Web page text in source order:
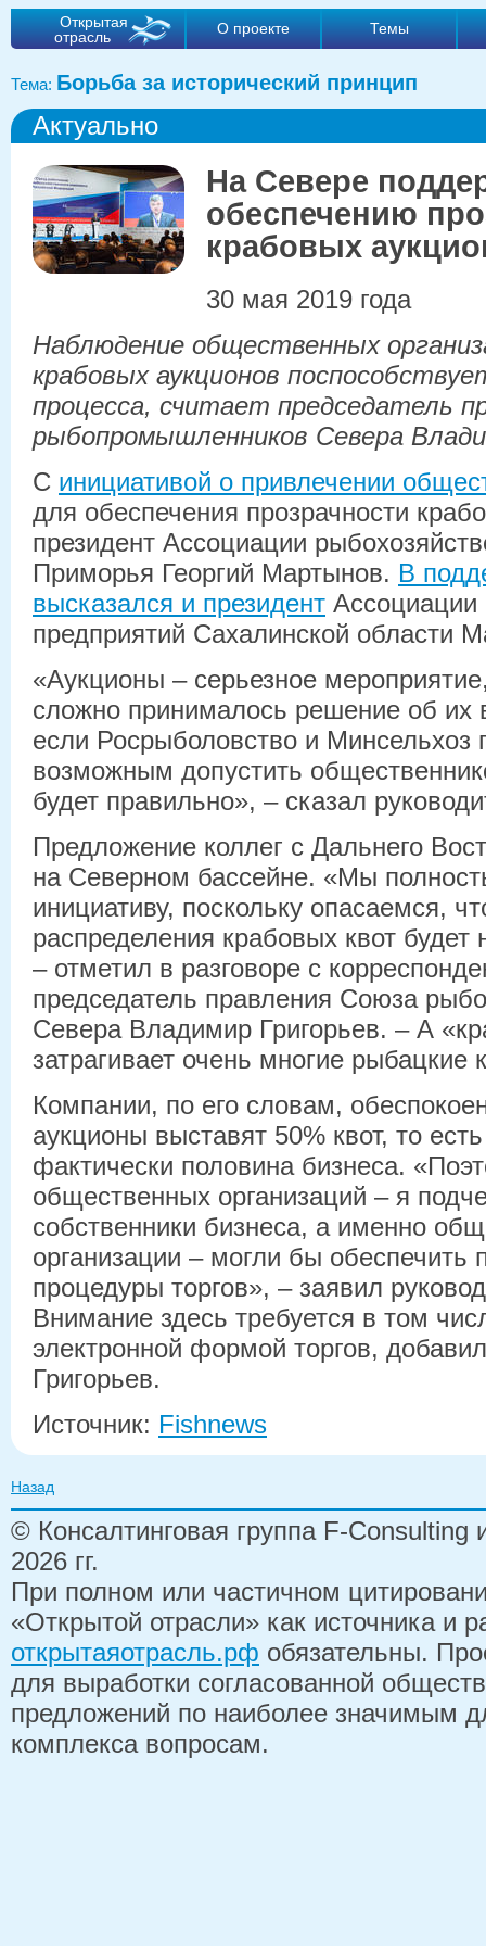
Открытая
отрасль
О проекте Темы
Тема: Борьба за исторический принцип
Актуально
На Севере
обеспечению
крабовых
30 мая 2019 года
Наблюдение общественных
крабовых аукционов
процесса, считает председатель
рыбопромышленников Севера
С инициативой о привлечении
для обеспечения прозрачности
президент Ассоциации
Приморья Георгий Мартынов. В
высказался и президент
предприятий Сахалинской области
«Аукционы – серьезное
сложно принималось решение об их
если Росрыболовство и Минсельхоз
возможным допустить
будет правильно», – сказал
Предложение коллег с Дальнего
на Северном бассейне. «Мы
инициативу, поскольку опасаемся,
распределения крабовых квот
– отметил в разговоре с
председатель правления Союза
Севера Владимир Григорьев. – А
затрагивает очень многие рыбацкие
Компании, по его словам,
аукционы выставят 50% квот, то
фактически половина бизнеса.
общественных организаций – я
собственники бизнеса, а именно
организации – могли бы обеспечить
процедуры торгов», – заявил
Внимание здесь требуется в том
электронной формой торгов,
Григорьев.
Источник: Fishnews
Назад
© Консалтинговая группа F-
2026 гг.
При полном или частичном
«Открытой отрасли» как источника и
открытаяотрасль.рф обязательны.
для выработки согласованной
предложений по наиболее значимым
комплекса вопросам.